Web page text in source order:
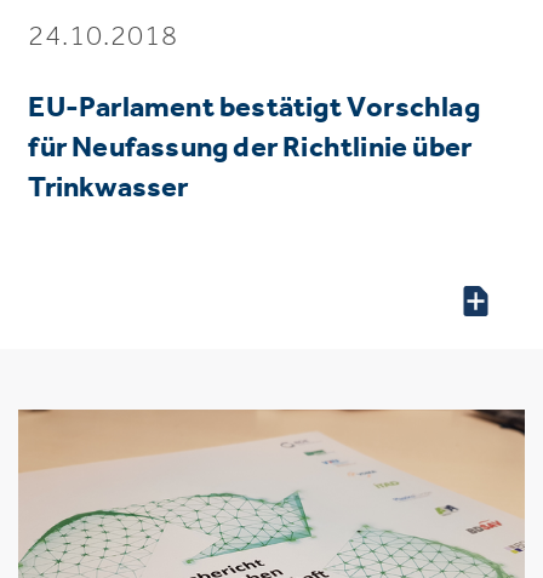
24.10.2018
EU-Parlament bestätigt Vorschlag
für Neufassung der Richtlinie über
Trinkwasser